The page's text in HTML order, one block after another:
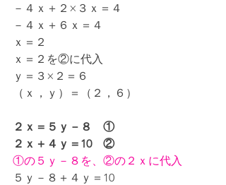
－４ｘ＋２×３ｘ＝４
－４ｘ＋６ｘ＝４
ｘ＝２
ｘ＝２を②に代入
ｙ＝３×２＝６
（ｘ，ｙ）＝（２，６）
２ｘ＝５ｙ－８　①
２ｘ＋４ｙ＝10　②
①の５ｙ－８を、②の２ｘに代入
５ｙ－８＋４ｙ＝10